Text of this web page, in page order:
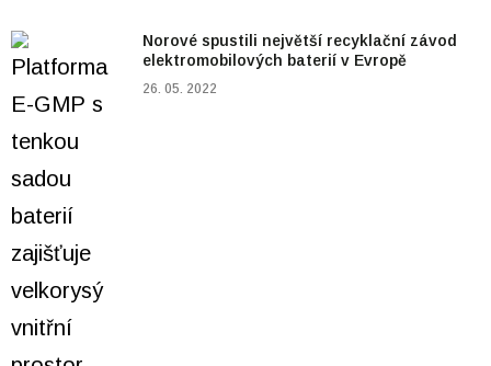
Norové spustili největší recyklační závod
elektromobilových baterií v Evropě
26. 05. 2022